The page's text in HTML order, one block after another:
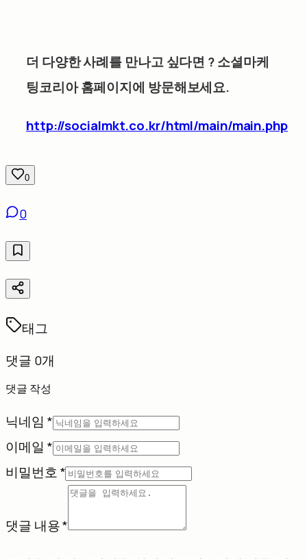
더 다양한 사례를 만나고 싶다면 ?소셜마케
팅코리아 홈페이지에 방문해보세요.
http://socialmkt.co.kr/html/main/main.php
0
0
태그
댓글 0개
댓글 작성
닉네임 *
이메일 *
비밀번호 *
댓글 내용 *